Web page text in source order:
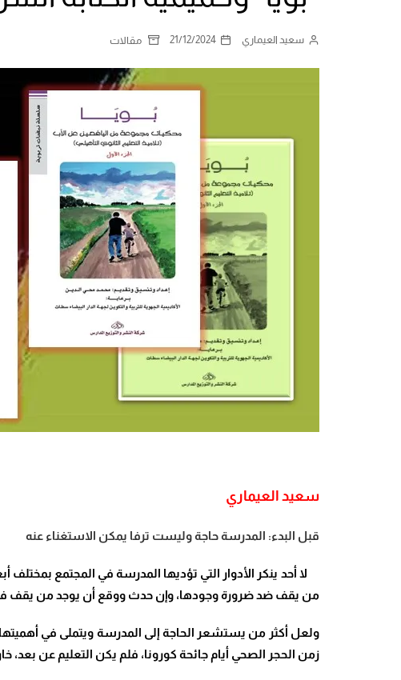
سعيد العيماري 21/12/2024 مقالات
سعيد العيماري
قبل البدء: المدرسة حاجة وليست ترفا يمكن الاستغناء عنه
لا أحد ينكر الأدوار التي تؤديها المدرسة في المجتمع
من يقف ضد ضرورة وجودها، وإن حدث ووقع أن يوجد من يقف
ولعل أكثر من يستشعر الحاجة إلى المدرسة ويتملى في أهميتها
زمن الحجر الصحي أيام جائحة كورونا، فلم يكن التعليم عن